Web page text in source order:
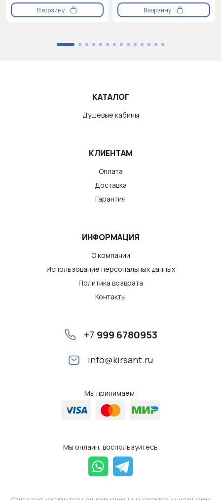
В корзину В корзину
КАТАЛОГ
Душевые кабины
КЛИЕНТАМ
Оплата
Доставка
Гарантия
ИНФОРМАЦИЯ
О компании
Использование персональных данных
Политика возврата
Контакты
+7 999 6780953
info@kirsant.ru
Мы принимаем:
Мы онлайн, воспользуйтесь